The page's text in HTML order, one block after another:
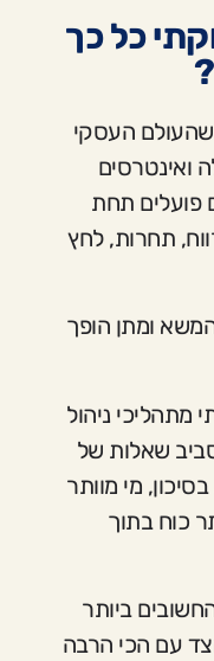
כל כך
שהעולם העסקי
ואינטרסים
פועלים תחת
תחרות, לחץ
ומתן הופך
מתהליכי ניהול
שאלות של
מי מוותר
כוח בתוך
ביותר
עם הכי הרבה